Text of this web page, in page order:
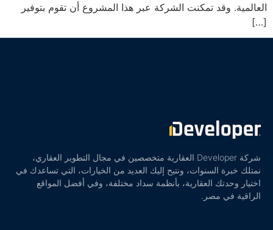
العالمية. وقد تمكنت الشركة عبر هذا المشروع أن تقوم بتوفير
[…]
شركة Developer العقارية متخصصين في مجال التطوير العقاري،
نمتلك خبرة السنوات، ونتيح إليك العديد من الخيارات، التي تساعدك في
اختيار وحدتك العقارية، بأنظمة سداد مختلفة، وفي أفضل المواقع
الراقية في مصر.